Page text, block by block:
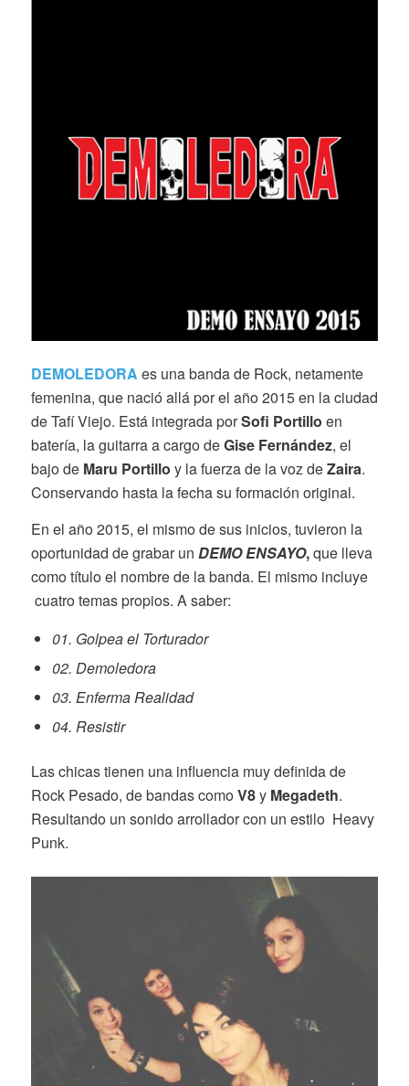
DEMOLEDORA es una banda de Rock, netamente
femenina, que nació allá por el año 2015 en la ciudad
de Tafí Viejo. Está integrada porSofi Portillo en
batería, la guitarra a cargo deGise Fernández, el
bajo de Maru Portillo y la fuerza de la voz deZaira.
Conservando hasta la fecha su formación original.
En el año 2015, el mismo de sus inicios, tuvieron la
oportunidad de grabar un DEMO ENSAYO,que lleva
como título el nombre de la banda. El mismo incluye
cuatro temas propios. A saber:
01. Golpea el Torturador
02. Demoledora
03. Enferma Realidad
04. Resistir
Las chicas tienen una influencia muy definida de
Rock Pesado, de bandas comoV8y Megadeth.
Resultando un sonido arrollador con un estilo Heavy
Punk.